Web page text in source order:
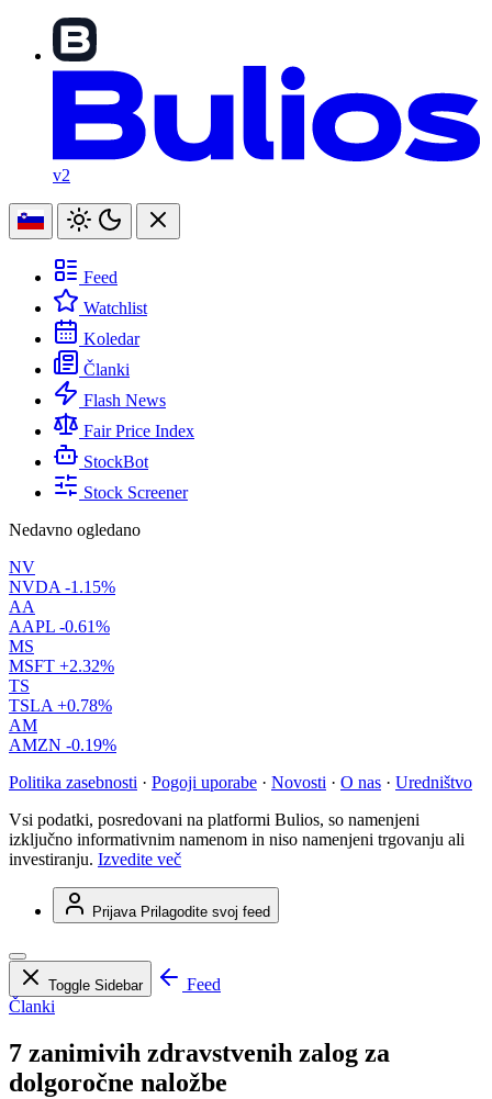
v2
Feed
Watchlist
Koledar
Članki
Flash News
Fair Price Index
StockBot
Stock Screener
Nedavno ogledano
NV
NVDA -1.15%
AA
AAPL -0.61%
MS
MSFT +2.32%
TS
TSLA +0.78%
AM
AMZN -0.19%
Politika zasebnosti · Pogoji uporabe · Novosti · O nas · Uredništvo
Vsi podatki, posredovani na platformi Bulios, so namenjeni
izključno informativnim namenom in niso namenjeni trgovanju ali
investiranju. Izvedite več
Prijava Prilagodite svoj feed
Toggle Sidebar
Feed
Članki
7 zanimivih zdravstvenih zalog za
dolgoročne naložbe